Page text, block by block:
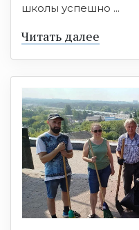
школы успешно ...
Читать далее